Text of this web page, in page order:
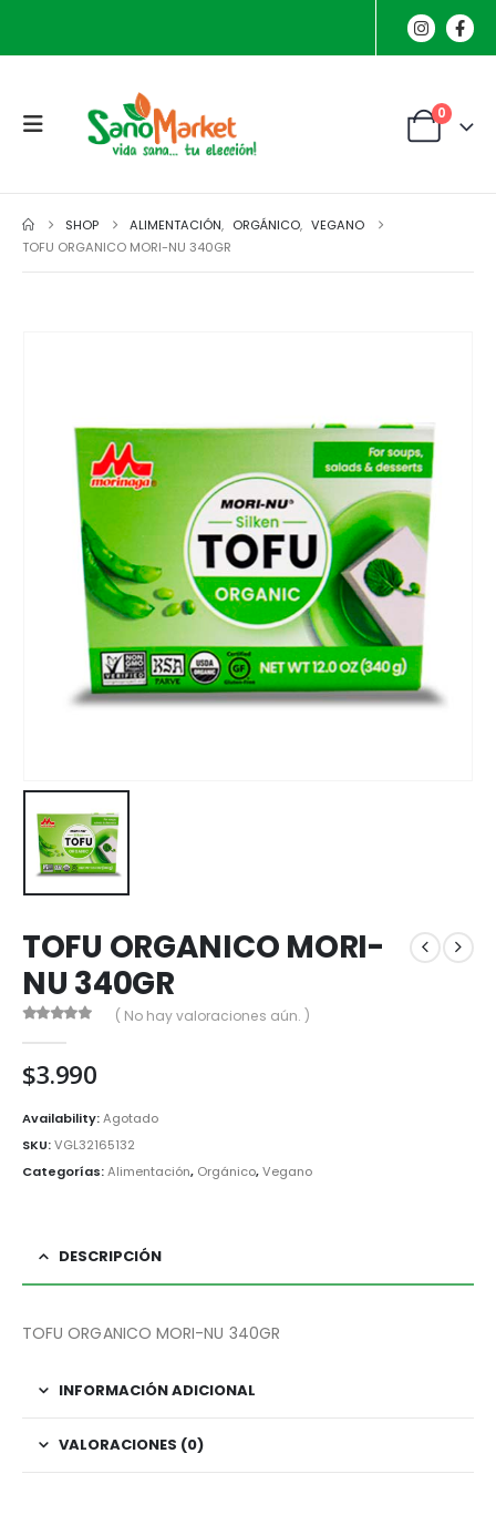
0
SHOP ALIMENTACIÓN, ORGÁNICO, VEGANO
TOFU ORGANICO MORI-NU 340GR
TOFU ORGANICO MORI-
NU 340GR
( No hay valoraciones aún. )
$3.990
Availability:Agotado
SKU:VGL32165132
Categorías:Alimentación, Orgánico,Vegano
DESCRIPCIÓN
TOFU ORGANICO MORI-NU 340GR
INFORMACIÓN ADICIONAL
VALORACIONES (0)